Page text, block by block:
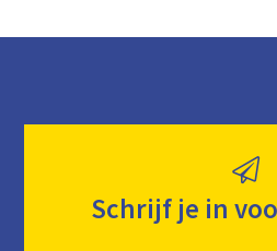
Schrijf je in